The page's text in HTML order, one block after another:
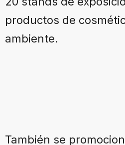
productos de
ambiente.
También se